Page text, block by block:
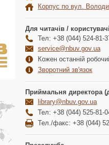
Корпус по вул.
Для читачів /
Тел: +38 (044) 524-81-
service@nbuv.gov.ua
Кожен останній
Зворотний зв'язок
Приймальня директора
library@nbuv.gov.ua
Тел: +38 (044) 525-81-
Тел./факс: +38 (044)